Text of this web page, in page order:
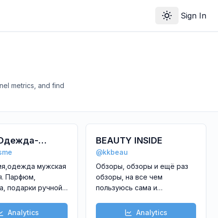
Toggle theme
Sign In
metrics, and find
мужская
Парфюм,
подарки ручной
ТК,и
Analytics
BEAUTY INSIDE
@kkbeau
Обзоры, обзоры и ещё раз
обзоры, на все чем
пользуюсь сама и
\nAliExpress, Wildberries,
Analytics